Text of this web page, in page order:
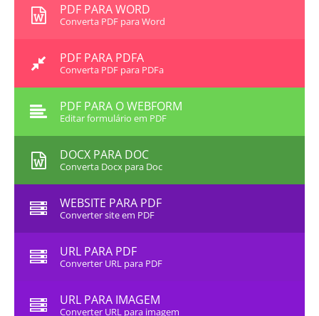
PDF PARA WORD
Converta PDF para Word
PDF PARA PDFA
Converta PDF para PDFa
PDF PARA O WEBFORM
Editar formulário em PDF
DOCX PARA DOC
Converta Docx para Doc
WEBSITE PARA PDF
Converter site em PDF
URL PARA PDF
Converter URL para PDF
URL PARA IMAGEM
Converter URL para imagem